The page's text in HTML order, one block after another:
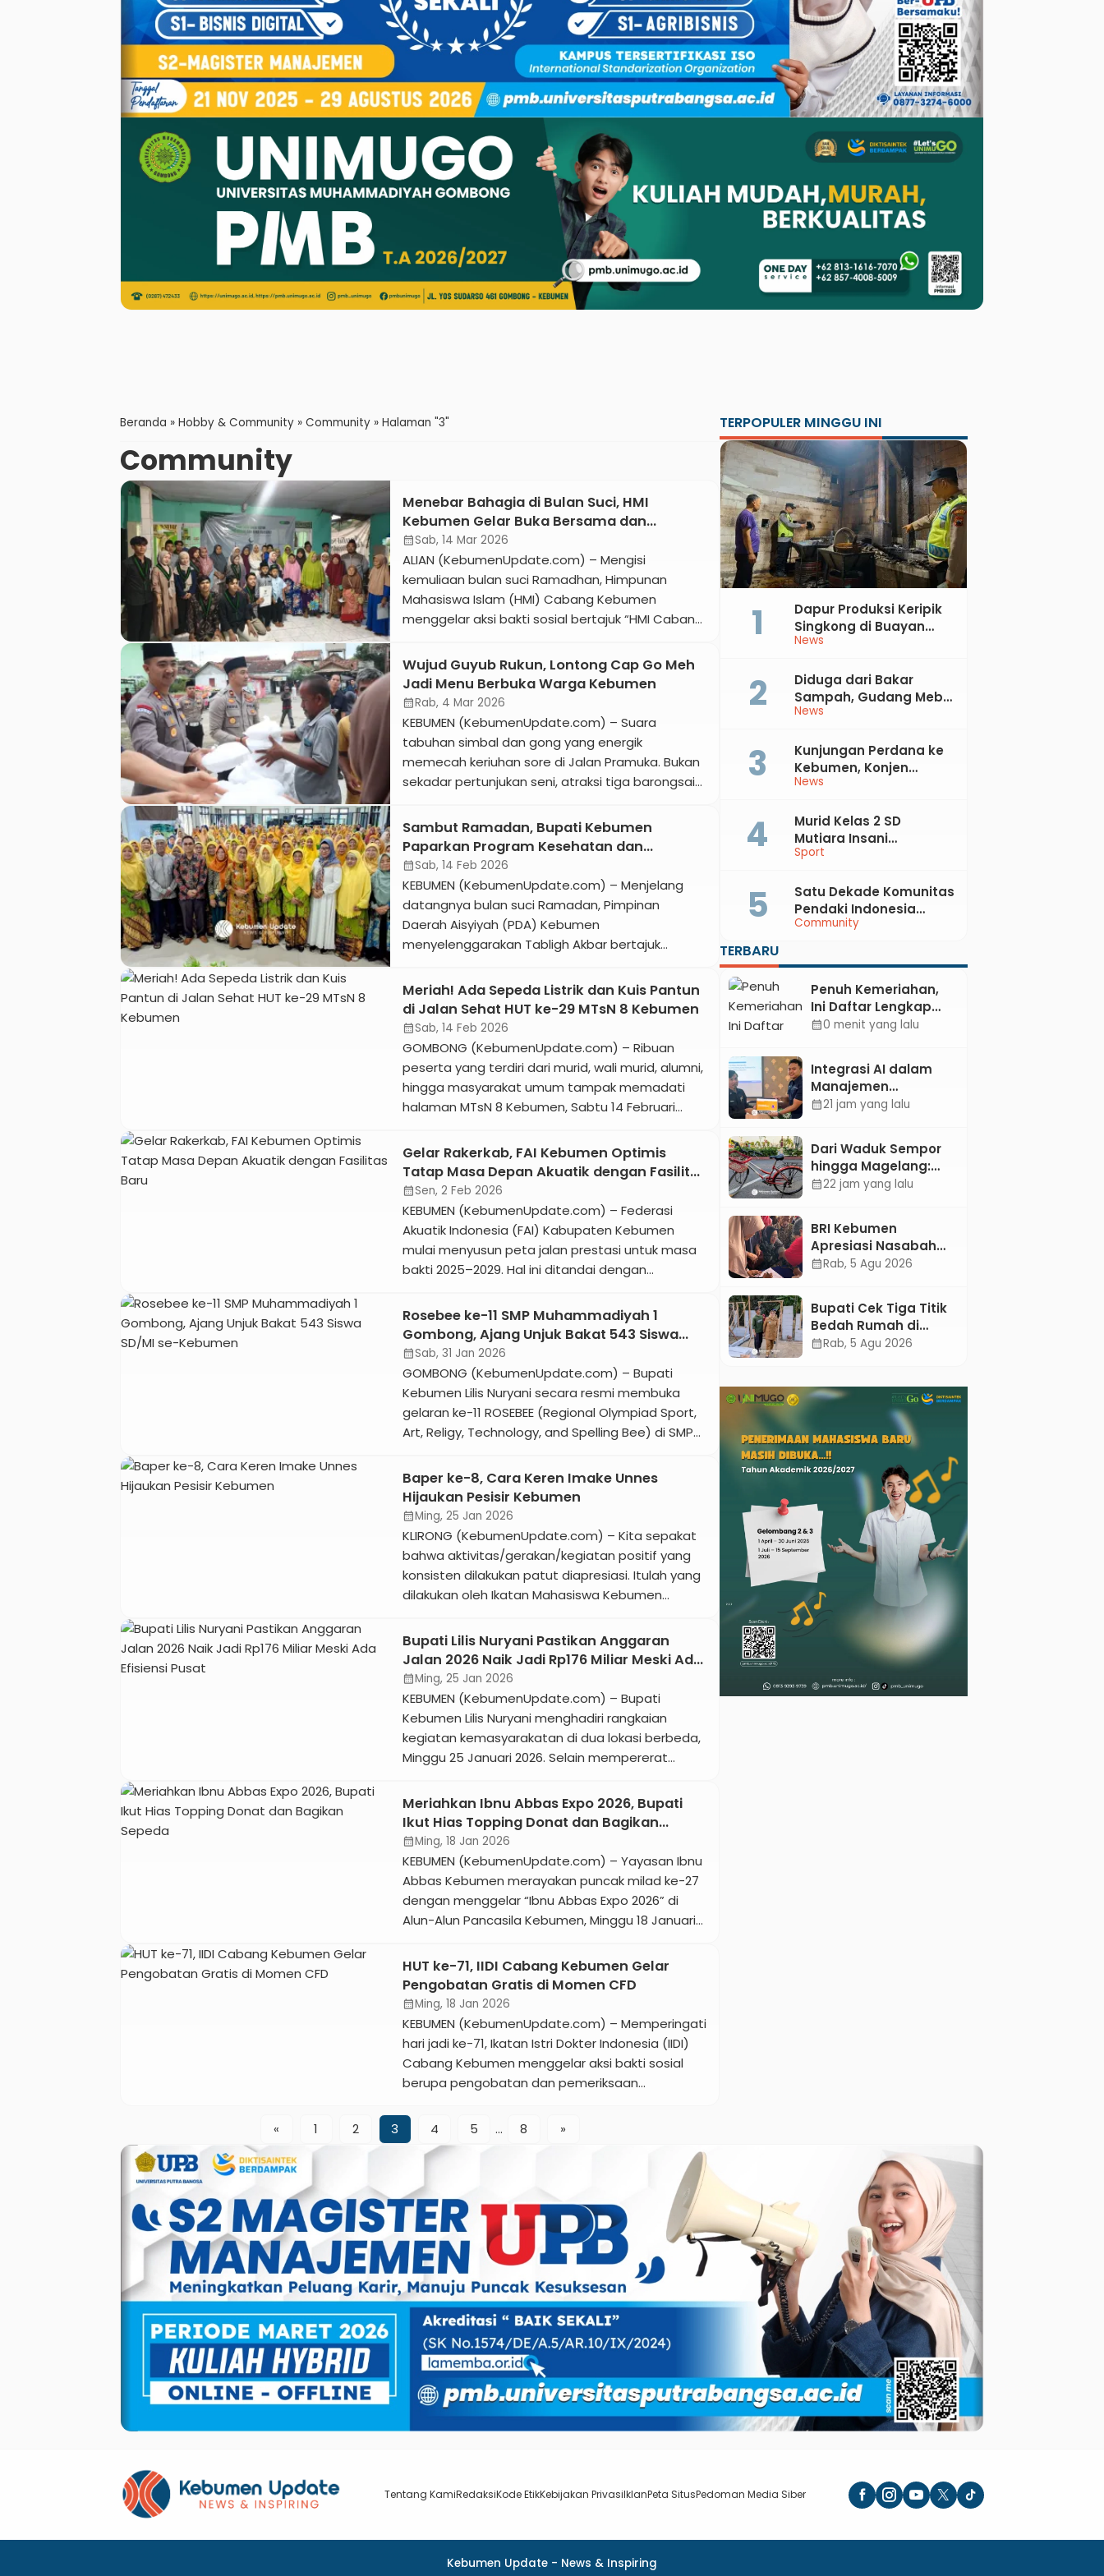
Beranda » Hobby & Community » Community » Halaman "3"
Community
Menebar Bahagia di Bulan Suci, HMI
Kebumen Gelar Buka Bersama dan
Santunan di Karangkembang
calendar_monthSab, 14 Mar 2026
ALIAN (KebumenUpdate.com) – Mengisi
kemuliaan bulan suci Ramadhan, Himpunan
Mahasiswa Islam (HMI) Cabang Kebumen
menggelar aksi bakti sosial bertajuk “HMI Cabang
Kepedulian”. Kegiatan ini berlangsung di TPQ
Baiturrohman, Desa Karangkembang Kecamatan
Alian, Jumat 13 Maret 2026. Acara diawali dengan
doa bersama yang diikuti oleh puluhan warga,
tokoh masyarakat, dan kader HMI. […]
Wujud Guyub Rukun, Lontong Cap Go Meh
Jadi Menu Berbuka Warga Kebumen
calendar_monthRab, 4 Mar 2026
KEBUMEN (KebumenUpdate.com) – Suara
tabuhan simbal dan gong yang energik
memecah keriuhan sore di Jalan Pramuka. Bukan
sekadar pertunjukan seni, atraksi tiga barongsai
pembagian takjil di halaman Klenteng Kong Hwie
Kiong, Kebumen, Selasa 3 Maret 2026. Dalam
kegiatan ini, Polres Kebumen bergandengan
tangan dengan pengurus klenteng untuk
menyapa warga […]
Sambut Ramadan, Bupati Kebumen
Paparkan Program Kesehatan dan
Pendidikan di Hadapan Ratusan Anggota
Aisyiyah
calendar_monthSab, 14 Feb 2026
KEBUMEN (KebumenUpdate.com) – Menjelang
datangnya bulan suci Ramadan, Pimpinan
Daerah Aisyiyah (PDA) Kebumen
menyelenggarakan Tabligh Akbar bertajuk
Sabtu (14/2/2026). Kegiatan yang dipusatkan di
Gedung Dakwah Aisyiyah Kebumen ini
menghadirkan Ketua PDA Kebumen Navi Agustina
sebagai penceramah. Ketua Panitia sekaligus
Ketua Korps Mubalighat Aisyiyah Kebumen, Ucu
Danawati, dalam laporannya menyampaikan
bahwa […]
Meriah! Ada Sepeda Listrik dan Kuis Pantun
di Jalan Sehat HUT ke-29 MTsN 8 Kebumen
calendar_monthSab, 14 Feb 2026
GOMBONG (KebumenUpdate.com) – Ribuan
peserta yang terdiri dari murid, wali murid, alumni,
hingga masyarakat umum tampak memadati
halaman MTsN 8 Kebumen, Sabtu 14 Februari
perayaan HUT ke-29 madrasah tersebut, yakni
jalan sehat sejauh lebih kurang 3 kilometer. Acara
ini dihadiri langsung oleh Bupati Kebumen Lilis
Nuryani didampingi sang suami yang […]
Gelar Rakerkab, FAI Kebumen Optimis
Tatap Masa Depan Akuatik dengan Fasilitas
Baru
calendar_monthSen, 2 Feb 2026
KEBUMEN (KebumenUpdate.com) – Federasi
Akuatik Indonesia (FAI) Kabupaten Kebumen
mulai menyusun peta jalan prestasi untuk masa
bakti 2025–2029. Hal ini ditandai dengan
perdana yang berlangsung di Aswaja Center
UMNU Kebumen, Sabtu, 31 Januari 2026. Wakil
Ketua Umum IV KONI Kebumen, Agus Junaedy,
yang hadir dalam acara tersebut menekankan
pentingnya agenda […]
Rosebee ke-11 SMP Muhammadiyah 1
Gombong, Ajang Unjuk Bakat 543 Siswa
SD/MI se-Kebumen
calendar_monthSab, 31 Jan 2026
GOMBONG (KebumenUpdate.com) – Bupati
Kebumen Lilis Nuryani secara resmi membuka
gelaran ke-11 ROSEBEE (Regional Olympiad Sport,
Art, Religy, Technology, and Spelling Bee) di SMP
2026. Didampingi Kepala Disdikpora Agus Sunaryo
dan Kepala Disarpus Sigit Dwi Purnomo, kehadiran
mereka mempertegas dukungan pemerintah
terhadap pengembangan potensi siswa sejak
usia dini. Kepala […]
Baper ke-8, Cara Keren Imake Unnes
Hijaukan Pesisir Kebumen
calendar_monthMing, 25 Jan 2026
KLIRONG (KebumenUpdate.com) – Kita sepakat
bahwa aktivitas/gerakan/kegiatan positif yang
konsisten dilakukan patut diapresiasi. Itulah yang
dilakukan oleh Ikatan Mahasiswa Kebumen
Sebagai bentuk pengabdian pada daerah asal
dan bentuk kepedulian lingkungan, mahasiswa
asal Kebumen tersebut konsisten menggelar
kegiatan bertajuk Bangun Aksi Peduli Konservasi
(Baper) yang tahun ini masuk seri ke-8 (Baper […]
Bupati Lilis Nuryani Pastikan Anggaran
Jalan 2026 Naik Jadi Rp176 Miliar Meski Ada
Efisiensi Pusat
calendar_monthMing, 25 Jan 2026
KEBUMEN (KebumenUpdate.com) – Bupati
Kebumen Lilis Nuryani menghadiri rangkaian
kegiatan kemasyarakatan di dua lokasi berbeda,
Minggu 25 Januari 2026. Selain mempererat
Wotbuwono Kecamatan Klirong, Bupati Lilis juga
menghadiri Khotmil Quran di Desa Muktisari untuk
memberikan dukungan bagi pendidikan karakter
generasi muda. Dalam acara Pengajian Triwulan
PAC Muslimat NU […]
Meriahkan Ibnu Abbas Expo 2026, Bupati
Ikut Hias Topping Donat dan Bagikan
Sepeda
calendar_monthMing, 18 Jan 2026
KEBUMEN (KebumenUpdate.com) – Yayasan Ibnu
Abbas Kebumen merayakan puncak milad ke-27
dengan menggelar “Ibnu Abbas Expo 2026” di
Alun-Alun Pancasila Kebumen, Minggu 18 Januari
perjalanan panjang yayasan dalam dunia
pendidikan, dakwah, dan sosial di Kabupaten
Kebumen. Pembina Yayasan Ibnu Abbas, Haryoko
SPd MM dalam sambutannya menyampaikan
bahwa usia […]
HUT ke-71, IIDI Cabang Kebumen Gelar
Pengobatan Gratis di Momen CFD
calendar_monthMing, 18 Jan 2026
KEBUMEN (KebumenUpdate.com) – Memperingati
hari jadi ke-71, Ikatan Istri Dokter Indonesia (IIDI)
Cabang Kebumen menggelar aksi bakti sosial
berupa pengobatan dan pemeriksaan
dipusatkan di depan Pendopo Kabumian pada
Minggu pagi, 18 Januari 2026, bersamaan dengan
momen Car Free Day (CFD). Ketua IIDI Cabang
Kebumen, dr. Nurdianasari Dewi, Sp.OG., dalam […]
« 1 2 3 4 5 … 8 »
TERPOPULER MINGGU INI
News
Dapur Produksi Keripik
Singkong di Buayan
Terbakar, Kerugian
News
Diduga dari Bakar
Sampah, Gudang Mebel
di Petanahan Hangus
News
Kunjungan Perdana ke
Kebumen, Konjen
Australia Temui Bupati
Sport
Murid Kelas 2 SD
Mutiara Insani
Muhammadiyah
dan Perak di Kejurda
Tapak Suci Kebumen
2026
Community
Satu Dekade Komunitas
Pendaki Indonesia
Korwil Kebumen:
Merawat Cinta Alam di
TERBARU
Penuh Kemeriahan,
Ini Daftar Lengkap
Agenda Peringatan
Kabupaten Kebumen
calendar_month0 menit yang lalu
Integrasi AI dalam
Manajemen
Pendayagunaan ZIS
Unggulan Lazismu
Kebumen
calendar_month21 jam yang lalu
Dari Waduk Sempor
hingga Magelang:
Mengayuh Kembali
calendar_month22 jam yang lalu
BRI Kebumen
Apresiasi Nasabah
Pensiunan Melalui
Hingga Sosialisasi
Otentikasi Taspen
calendar_monthRab, 5 Agu 2026
Bupati Cek Tiga Titik
Bedah Rumah di
Kebumen, Pastikan
calendar_monthRab, 5 Agu 2026
Tentang KamiRedaksiKode EtikKebijakan PrivasiIklanPeta SitusPedoman Media Siber
Kebumen Update - News & Inspiring